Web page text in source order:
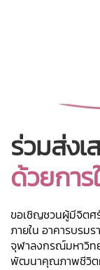
ร่วมส่งเ
ด้วยการ
ขอเชิญชวนผู้มีจิตศ
ภายใน อาคารบรม
จุฬาลงกรณ์มหาวิท
พัฒนาคุณภาพชีวิต